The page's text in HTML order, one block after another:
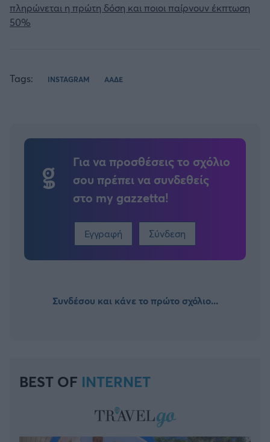
πληρώνεται η πρώτη δόση και ποιοι παίρνουν έκπτωση
50%
Tags: INSTAGRAM ΑΑΔΕ
Για να προσθέσεις το σχόλιο
σου πρέπει να συνδεθείς
στο my gazzetta!
Εγγραφή Σύνδεση
Συνδέσου και κάνε το πρώτο σχόλιο...
BEST OF INTERNET